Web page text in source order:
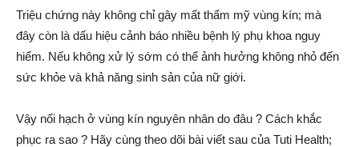
Triệu chứng này không chỉ gây mất thẩm mỹ vùng kín; mà
đây còn là dấu hiệu cảnh báo nhiều bệnh lý phụ khoa nguy
hiểm. Nếu không xử lý sớm có thể ảnh hưởng không nhỏ đến
sức khỏe và khả năng sinh sản của nữ giới.
Vậy nổi hạch ở vùng kín nguyên nhân do đâu ? Cách khắc
phục ra sao ? Hãy cùng theo dõi bài viết sau của Tuti Health;